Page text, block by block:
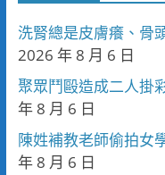
洗腎總是皮膚癢、骨
2026 年 8 月 6 日
聚眾鬥毆造成二人掛
年 8 月 6 日
陳姓補教老師偷拍女
年 8 月 6 日